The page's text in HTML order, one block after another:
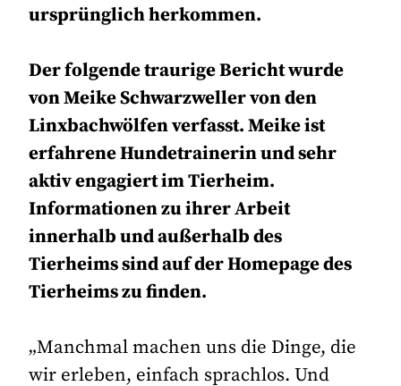
ursprünglich herkommen.
Der folgende traurige Bericht wurde
von Meike Schwarzweller von den
Linxbachwölfen verfasst. Meike ist
erfahrene Hundetrainerin und sehr
aktiv engagiert im Tierheim.
Informationen zu ihrer Arbeit
innerhalb und außerhalb des
Tierheims sind auf der Homepage des
Tierheims zu finden.
„Manchmal machen uns die Dinge, die
wir erleben, einfach sprachlos. Und